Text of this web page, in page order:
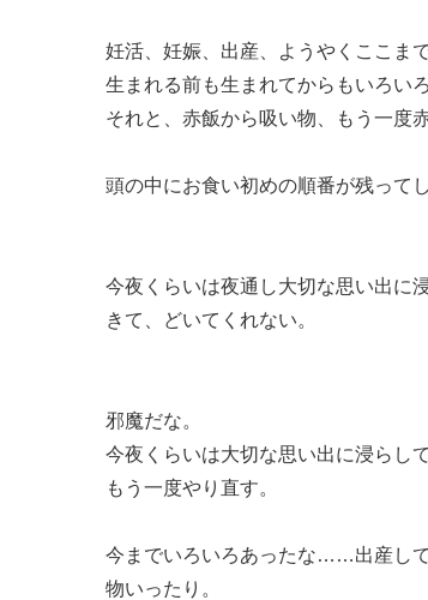
妊活、妊娠、出産、ようやくここま
生まれる前も生まれてからもいろい
それと、赤飯から吸い物、もう一
頭の中にお食い初めの順番が残って
今夜くらいは夜通し大切な思い出に
きて、どいてくれない。
邪魔だな。
今夜くらいは大切な思い出に浸らし
もう一度やり直す。
今までいろいろあったな……出産し
物いったり。